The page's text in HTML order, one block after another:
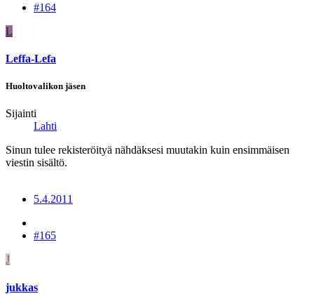
#164
L
Leffa-Lefa
Huoltovalikon jäsen
Sijainti
Lahti
Sinun tulee rekisteröityä nähdäksesi muutakin kuin ensimmäisen
viestin sisältö.
5.4.2011
#165
J
jukkas